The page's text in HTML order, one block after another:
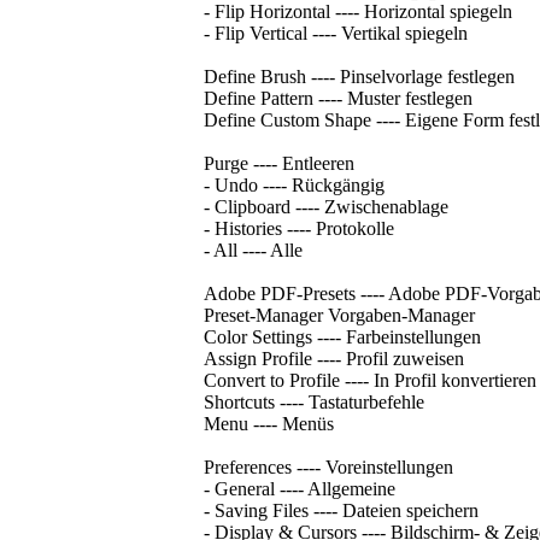
- Flip Horizontal ---- Horizontal spiegeln
- Flip Vertical ---- Vertikal spiegeln
Define Brush ---- Pinselvorlage festlegen
Define Pattern ---- Muster festlegen
Define Custom Shape ---- Eigene Form
Purge ---- Entleeren
- Undo ---- Rückgängig
- Clipboard ---- Zwischenablage
- Histories ---- Protokolle
- All ---- Alle
Adobe PDF-Presets ---- Adobe PDF-
Preset-Manager Vorgaben-Manager
Color Settings ---- Farbeinstellungen
Assign Profile ---- Profil zuweisen
Convert to Profile ---- In Profil konvertieren
Shortcuts ---- Tastaturbefehle
Menu ---- Menüs
Preferences ---- Voreinstellungen
- General ---- Allgemeine
- Saving Files ---- Dateien speichern
- Display & Cursors ---- Bildschirm- &